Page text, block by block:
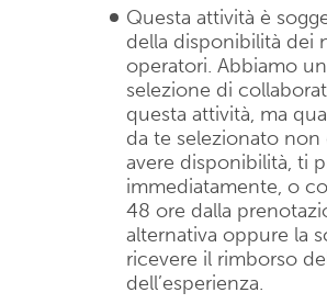
Questa attività è
della disponibilità dei
operatori. Abbiamo
selezione di
questa attività, ma
da te selezionato non
avere disponibilità, ti
immediatamente, o
48 ore dalla
alternativa oppure la
ricevere il rimborso
dell’esperienza.